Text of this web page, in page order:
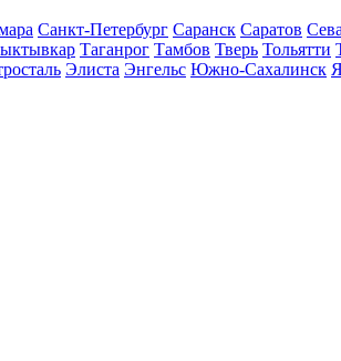
Санкт-Петербург Саранск Саратов
Таганрог Тамбов Тверь Тольятти
Элиста Энгельс Южно-Сахалинск